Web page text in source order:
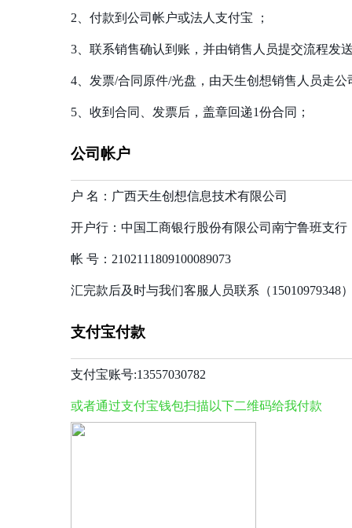
2、付款到公司帐户或法人支付宝 ；
3、联系销售确认到账，并由销售人员提交流程发
4、发票/合同原件/光盘，由天生创想销售人员走
5、收到合同、发票后，盖章回递1份合同；
公司帐户
户 名：广西天生创想信息技术有限公司
开户行：中国工商银行股份有限公司南宁鲁班支行
帐 号：2102111809100089073
汇完款后及时与我们客服人员联系（15010979348
支付宝付款
支付宝账号:13557030782
或者通过支付宝钱包扫描以下二维码给我付款